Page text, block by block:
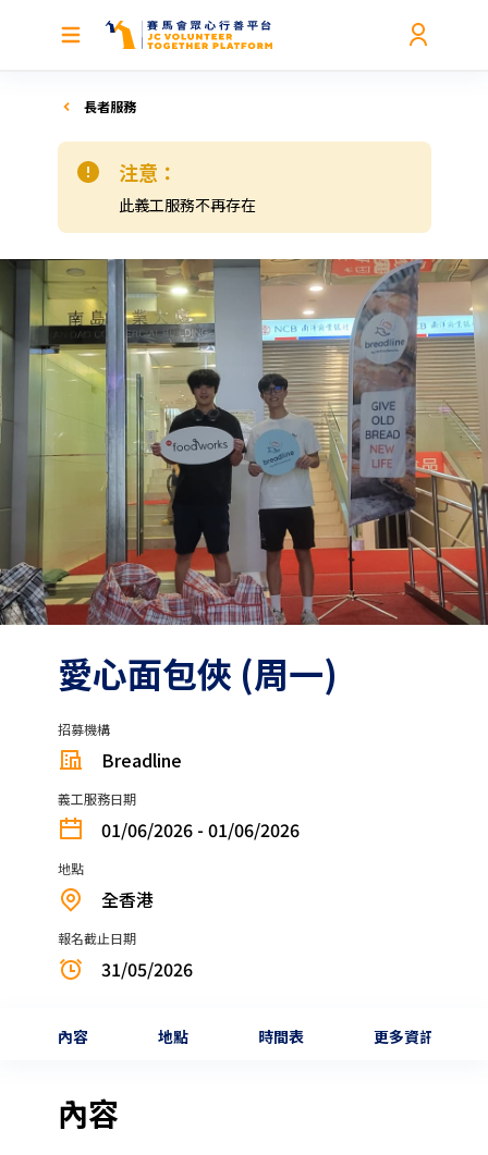
長者服務
注意：
此義工服務不再存在
愛心面包俠 (周一)
招募機構
Breadline
義工服務日期
01/06/2026 - 01/06/2026
地點
全香港
報名截止日期
31/05/2026
內容 地點 時間表 更多資訊
內容